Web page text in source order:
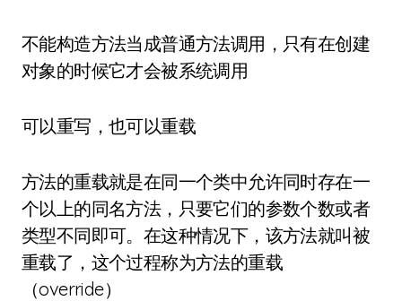
不能构造方法当成普通方法调用，只有在创建
对象的时候它才会被系统调用
可以重写，也可以重载
方法的重载就是在同一个类中允许同时存在一
个以上的同名方法，只要它们的参数个数或者
类型不同即可。在这种情况下，该方法就叫被
重载了，这个过程称为方法的重载
（override）